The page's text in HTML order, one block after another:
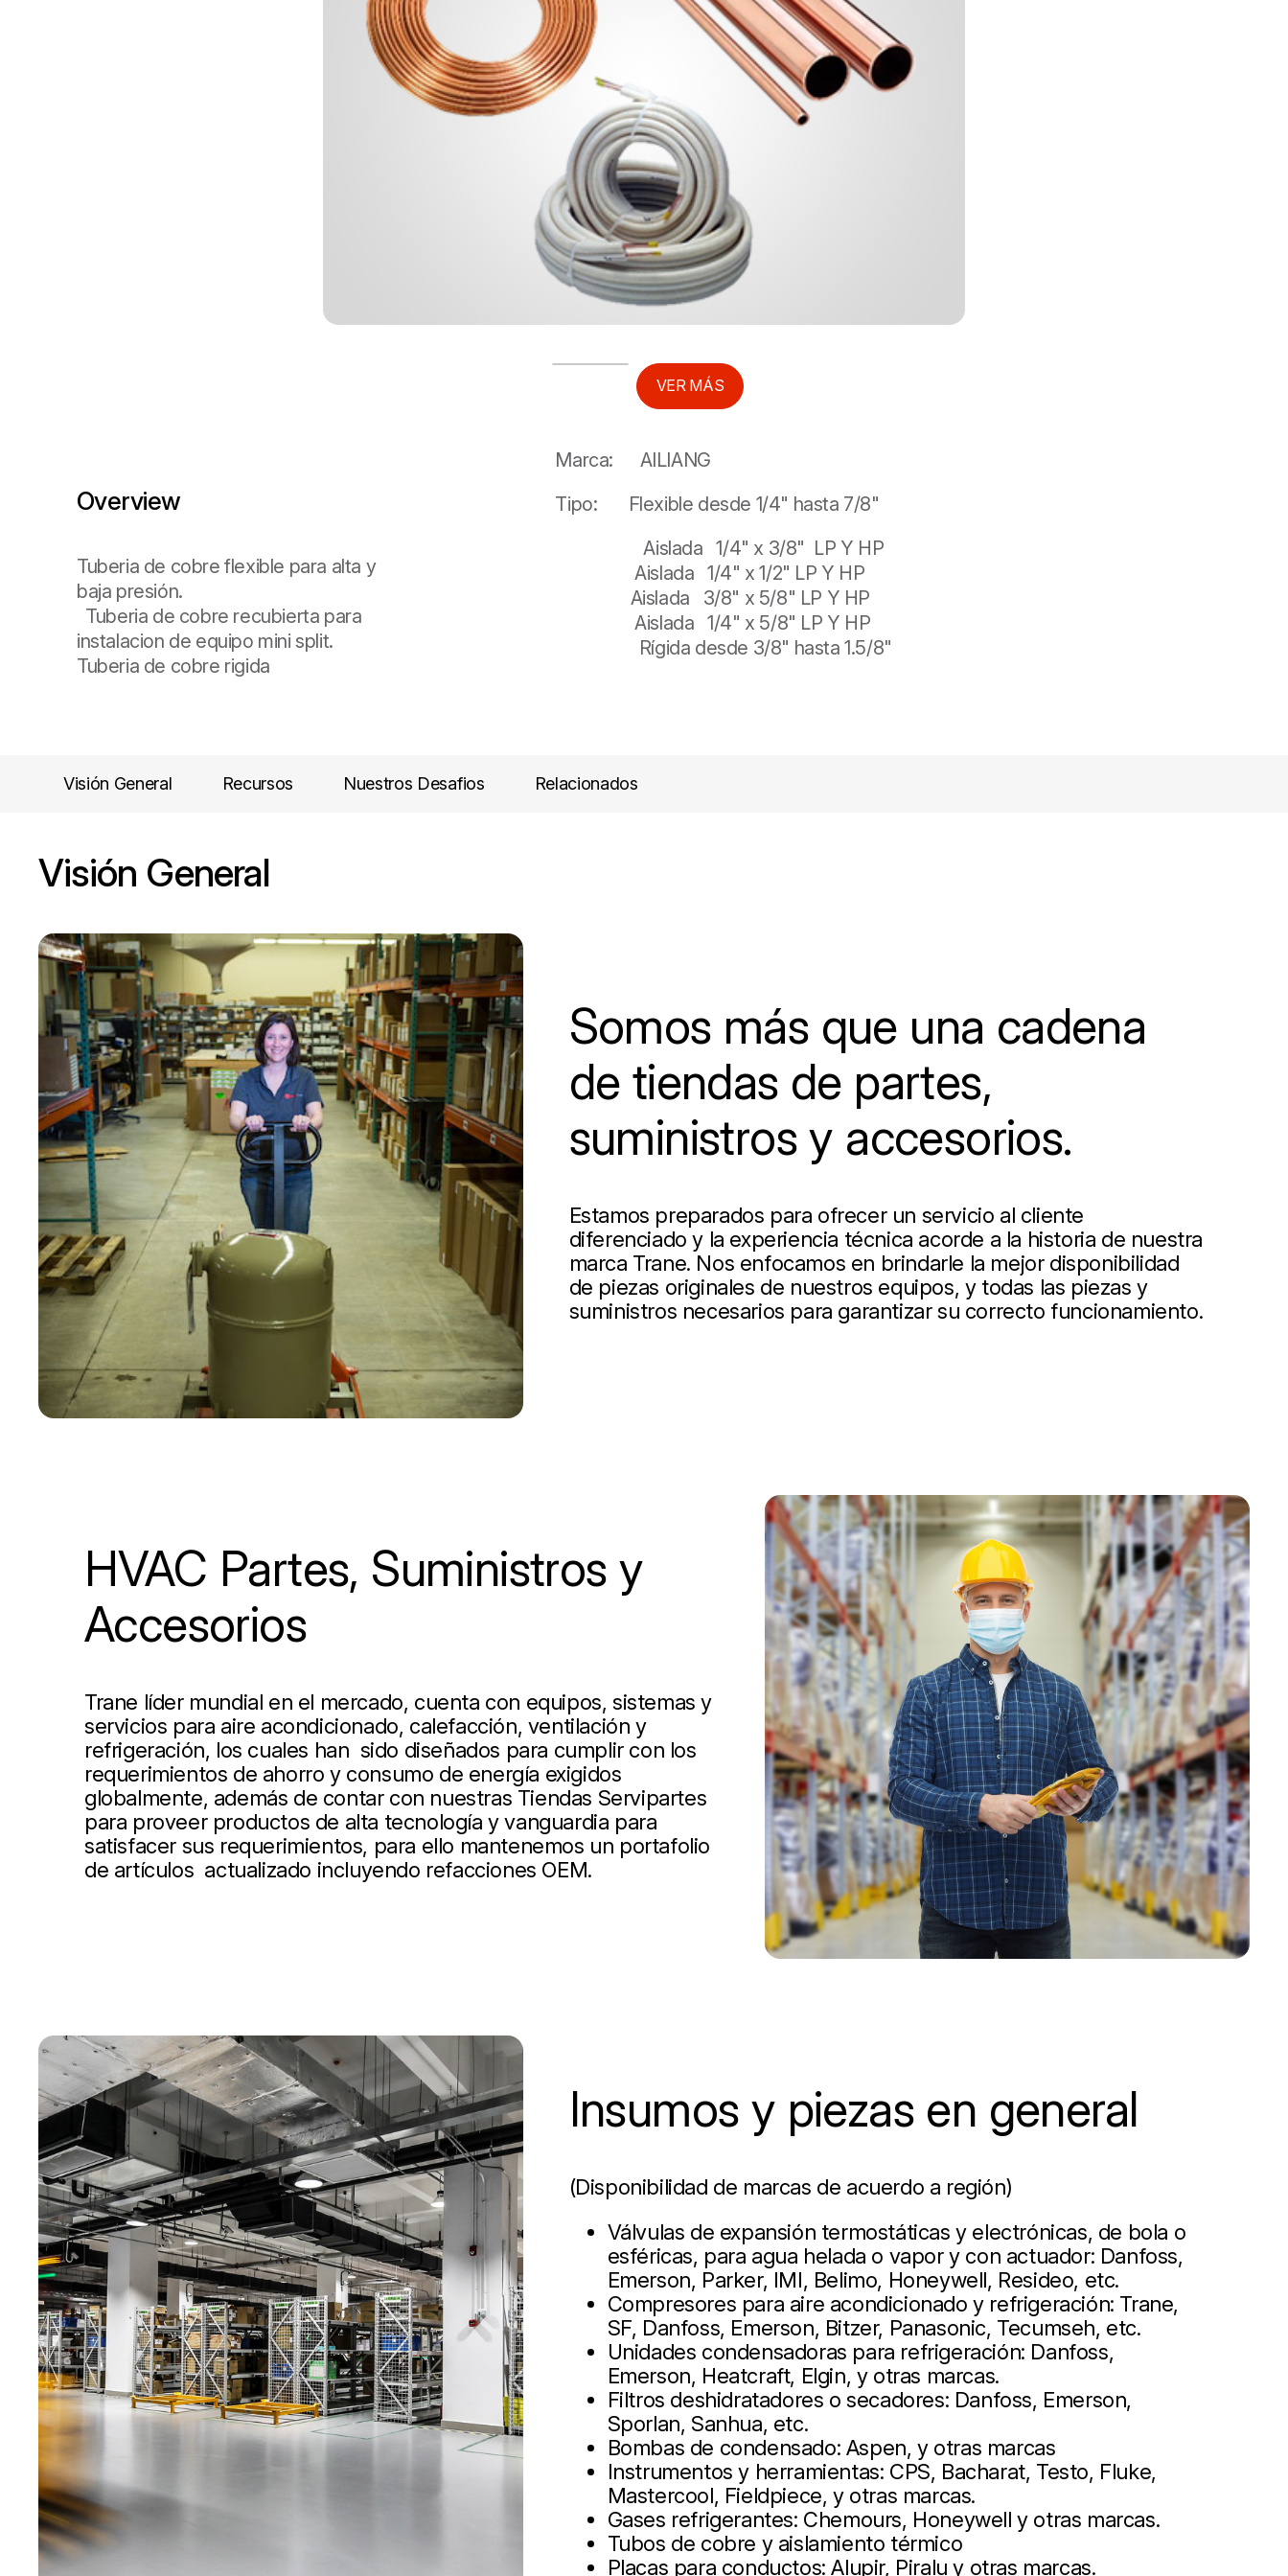
VER MÁS
Overview
Tuberia de cobre flexible para alta y
baja presión.
Tuberia de cobre recubierta para
instalacion de equipo mini split.
Tuberia de cobre rigida
Marca: AILIANG
Tipo: Flexible desde 1/4" hasta 7/8"
Aislada 1/4" x 3/8" LP Y HP
Aislada 1/4" x 1/2" LP Y HP
Aislada 3/8" x 5/8" LP Y HP
Aislada 1/4" x 5/8" LP Y HP
Rígida desde 3/8" hasta 1.5/8"
Visión General Recursos Nuestros Desafios Relacionados
Visión General
Somos más que una cadena
de tiendas de partes,
suministros y accesorios.
Estamos preparados para ofrecer un servicio al cliente
diferenciado y la experiencia técnica acorde a la historia de nuestra
marca Trane. Nos enfocamos en brindarle la mejor disponibilidad
de piezas originales de nuestros equipos, y todas las piezas y
suministros necesarios para garantizar su correcto funcionamiento.
HVAC Partes, Suministros y
Accesorios
Trane líder mundial en el mercado, cuenta con equipos, sistemas y
servicios para aire acondicionado, calefacción, ventilación y
refrigeración, los cuales han sido diseñados para cumplir con los
requerimientos de ahorro y consumo de energía exigidos
globalmente, además de contar con nuestras Tiendas Servipartes
para proveer productos de alta tecnología y vanguardia para
satisfacer sus requerimientos, para ello mantenemos un portafolio
de artículos actualizado incluyendo refacciones OEM.
Insumos y piezas en general
(Disponibilidad de marcas de acuerdo a región)
Válvulas de expansión termostáticas y electrónicas, de bola o
esféricas, para agua helada o vapor y con actuador: Danfoss,
Emerson, Parker, IMI, Belimo, Honeywell, Resideo, etc.
Compresores para aire acondicionado y refrigeración: Trane,
SF, Danfoss, Emerson, Bitzer, Panasonic, Tecumseh, etc.
Unidades condensadoras para refrigeración: Danfoss,
Emerson, Heatcraft, Elgin, y otras marcas.
Filtros deshidratadores o secadores: Danfoss, Emerson,
Sporlan, Sanhua, etc.
Bombas de condensado: Aspen, y otras marcas
Instrumentos y herramientas: CPS, Bacharat, Testo, Fluke,
Mastercool, Fieldpiece, y otras marcas.
Gases refrigerantes: Chemours, Honeywell y otras marcas.
Tubos de cobre y aislamiento térmico
Placas para conductos: Alupir, Piralu y otras marcas.